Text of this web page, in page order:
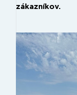
zákazníkov.